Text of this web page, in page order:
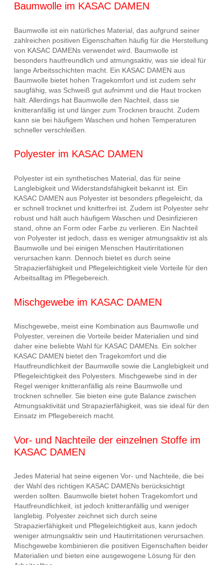
Baumwolle im KASAC DAMEN
Baumwolle ist ein natürliches Material, das aufgrund seiner
zahlreichen positiven Eigenschaften häufig für die Herstellung
von KASAC DAMENs verwendet wird. Baumwolle ist
besonders hautfreundlich und atmungsaktiv, was sie ideal für
lange Arbeitsschichten macht. Ein KASAC DAMEN aus
Baumwolle bietet hohen Tragekomfort und ist zudem sehr
saugfähig, was Schweiß gut aufnimmt und die Haut trocken
hält. Allerdings hat Baumwolle den Nachteil, dass sie
knitteranfällig ist und länger zum Trocknen braucht. Zudem
kann sie bei häufigem Waschen und hohen Temperaturen
schneller verschleißen.
Polyester im KASAC DAMEN
Polyester ist ein synthetisches Material, das für seine
Langlebigkeit und Widerstandsfähigkeit bekannt ist. Ein
KASAC DAMEN aus Polyester ist besonders pflegeleicht, da
er schnell trocknet und knitterfrei ist. Zudem ist Polyester sehr
robust und hält auch häufigem Waschen und Desinfizieren
stand, ohne an Form oder Farbe zu verlieren. Ein Nachteil
von Polyester ist jedoch, dass es weniger atmungsaktiv ist als
Baumwolle und bei einigen Menschen Hautirritationen
verursachen kann. Dennoch bietet es durch seine
Strapazierfähigkeit und Pflegeleichtigkeit viele Vorteile für den
Arbeitsalltag im Pflegebereich.
Mischgewebe im KASAC DAMEN
Mischgewebe, meist eine Kombination aus Baumwolle und
Polyester, vereinen die Vorteile beider Materialien und sind
daher eine beliebte Wahl für KASAC DAMENs. Ein solcher
KASAC DAMEN bietet den Tragekomfort und die
Hautfreundlichkeit der Baumwolle sowie die Langlebigkeit und
Pflegeleichtigkeit des Polyesters. Mischgewebe sind in der
Regel weniger knitteranfällig als reine Baumwolle und
trocknen schneller. Sie bieten eine gute Balance zwischen
Atmungsaktivität und Strapazierfähigkeit, was sie ideal für den
Einsatz im Pflegebereich macht.
Vor- und Nachteile der einzelnen Stoffe im
KASAC DAMEN
Jedes Material hat seine eigenen Vor- und Nachteile, die bei
der Wahl des richtigen KASAC DAMENs berücksichtigt
werden sollten. Baumwolle bietet hohen Tragekomfort und
Hautfreundlichkeit, ist jedoch knitteranfällig und weniger
langlebig. Polyester zeichnet sich durch seine
Strapazierfähigkeit und Pflegeleichtigkeit aus, kann jedoch
weniger atmungsaktiv sein und Hautirritationen verursachen.
Mischgewebe kombinieren die positiven Eigenschaften beider
Materialien und bieten eine ausgewogene Lösung für den